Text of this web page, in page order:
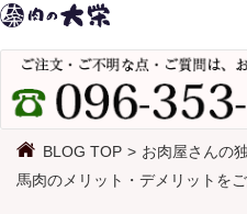
BLOG TOP
お肉屋さんの
馬肉のメリット・デメリットを